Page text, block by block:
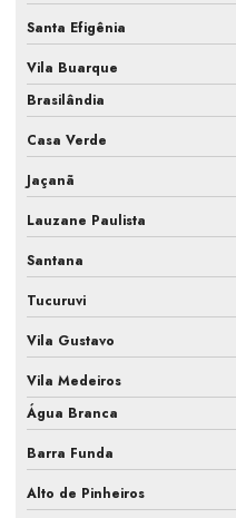
Empresa de elaboração pmoc
Empresa especializada pmoc ar
Empresa de manutenção de ar
Empresa de manutenção de ar
Empresa de manutenção de ar
Empresa de manutenção
Empresa prestação de serviços
Empresa que faz pmoc para ar
Fiscalização de ar
Fiscalização de ar
Santa Efigênia
Vila Buarque
Brasilândia
Casa Verde
Jaçanã
Lauzane Paulista
Santana
Tucuruvi
Vila Gustavo
Vila Medeiros
Água Branca
Barra Funda
Alto de Pinheiros